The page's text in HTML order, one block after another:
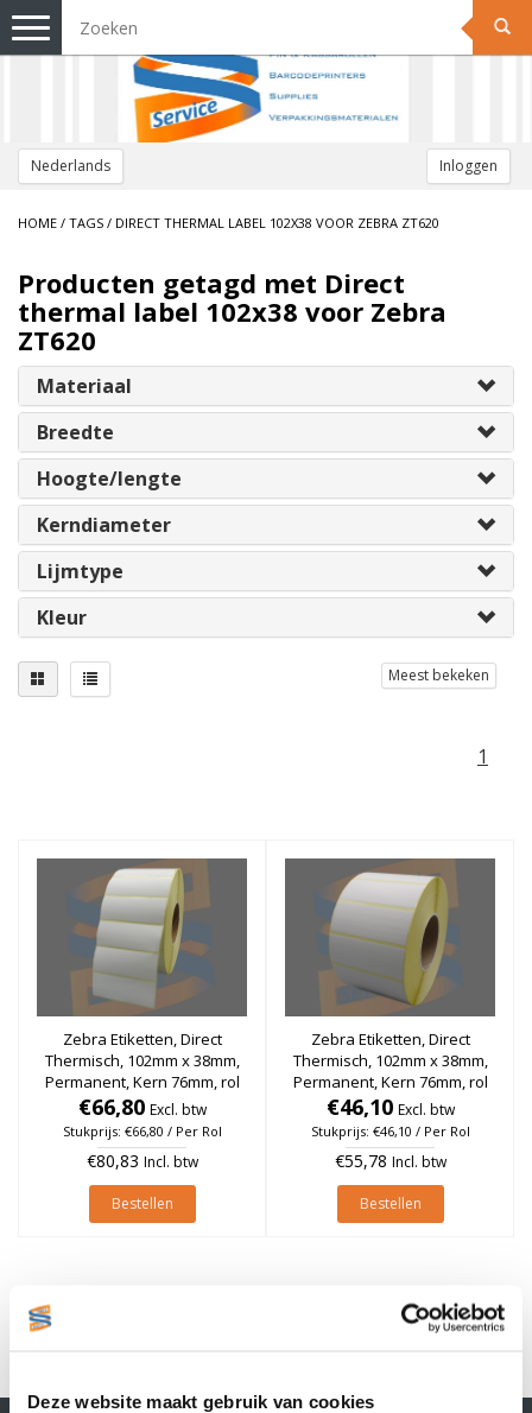
Deze website maakt gebruik van cookies
Nederlands Inloggen
Toggle
navigation
HOME / TAGS / DIRECT THERMAL LABEL 102X38 VOOR ZEBRA ZT620
Producten getagd met Direct
thermal label 102x38 voor Zebra
ZT620
Materiaal
Breedte
Hoogte/lengte
Kerndiameter
Lijmtype
Kleur
Meest bekeken
1
Zebra Etiketten, Direct
Thermisch, 102mm x 38mm,
Permanent, Kern 76mm, rol
à 4.225 stuks
€66,80 Excl. btw
Stukprijs: €66,80 / Per Rol
€80,83 Incl. btw
Bestellen
Zebra Etiketten, Direct
Thermisch, 102mm x 38mm,
Permanent, Kern 76mm, rol
à 3.500 stuks
€46,10 Excl. btw
Stukprijs: €46,10 / Per Rol
€55,78 Incl. btw
Bestellen
1